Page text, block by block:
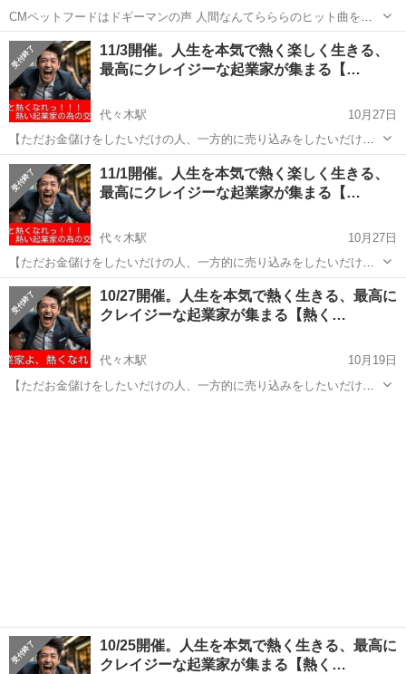
CMペットフードはドギーマンの声 人間なんてらららのヒット曲を持
つ ジャズシンガー奥戸井美可さんの 🌺1 2月8日(金) 「楽しい歌のレッ
スン！」🌺 １２月８日に歌のレッスンを させて頂きます奥土居美可で
す。 「ペット...
東京 渋谷区 代々木駅 その他 デュエット
11/3開催。人生を本気で熱く楽しく生きる、
最高にクレイジーな起業家が集まる【…
代々木駅
10月27日
【ただお金儲けをしたいだけの人、一方的に売り込みをしたいだけの
人NG！！クレイジーで熱い思いを持った起業家が集まる、参加者の数
より質にこだわった、少人数の異業種交】 【「熱くなれ交流会」のコ
ンセプト】 「明日死んでも...
東京 渋谷区 代々木駅 その他 起業家
11/1開催。人生を本気で熱く楽しく生きる、
最高にクレイジーな起業家が集まる【…
代々木駅
10月27日
【ただお金儲けをしたいだけの人、一方的に売り込みをしたいだけの
人NG！！クレイジーで熱い思いを持った起業家が集まる、参加者の数
より質にこだわった、少人数の異業種交】 【「熱くなれ交流会」のコ
ンセプト】 「明日死んでも...
東京 渋谷区 代々木駅 その他 起業家
10/27開催。人生を本気で熱く生きる、最高に
クレイジーな起業家が集まる【熱く…
代々木駅
10月19日
【ただお金儲けをしたいだけの人、一方的に売り込みをしたいだけの
10/25開催。人生を本気で熱く生きる、最高に
クレイジーな起業家が集まる【熱く…